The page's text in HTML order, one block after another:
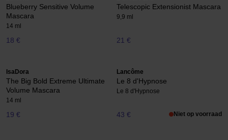
Blueberry Sensitive Volume
Mascara
14 ml
18 €
Telescopic Extensionist Mascara
9,9 ml
21 €
IsaDora
The Big Bold Extreme Ultimate
Volume Mascara
14 ml
19 €
Lancôme
Le 8 d'Hypnose
Le 8 d'Hypnose
43 € Niet op voorraad